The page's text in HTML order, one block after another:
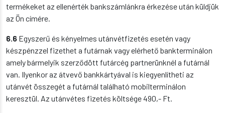
termékeket az ellenérték bankszámlánkra érkezése után küldjük
az Ön címére.
6.6 Egyszerű és kényelmes utánvétfizetés esetén vagy
készpénzzel fizethet a futárnak vagy elérhető bankterminálon
amelybármelyik szerződött futárcég partnerünknél a futárnál
van. Ilyenkor az átvevő bankkártyával is kiegyenlítheti az
utánvét összegét a futárnál található mobilterminálon
keresztül. Az utánvétes fizetés költsége 490,- Ft.